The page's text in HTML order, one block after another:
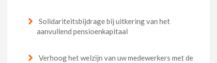
Solidariteitsbijdrage bij uitkering van het
aanvullend pensioenkapitaal
Verhoog het welzijn van uw medewerkers met de